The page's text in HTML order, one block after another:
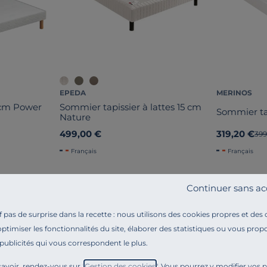
pas de surprise dans la recette : nous utilisons des cookies propres et des
les fonctionnalités du site, élaborer des statistiques ou vous
qui vous correspondent le plus.
Continuer sans
Power
EPEDA
Sommier tapissier à lattes 15 cm
Nature
499,00 €
Français
MERINOS
Sommier
319,20 €
Français
Référence : 100057494092